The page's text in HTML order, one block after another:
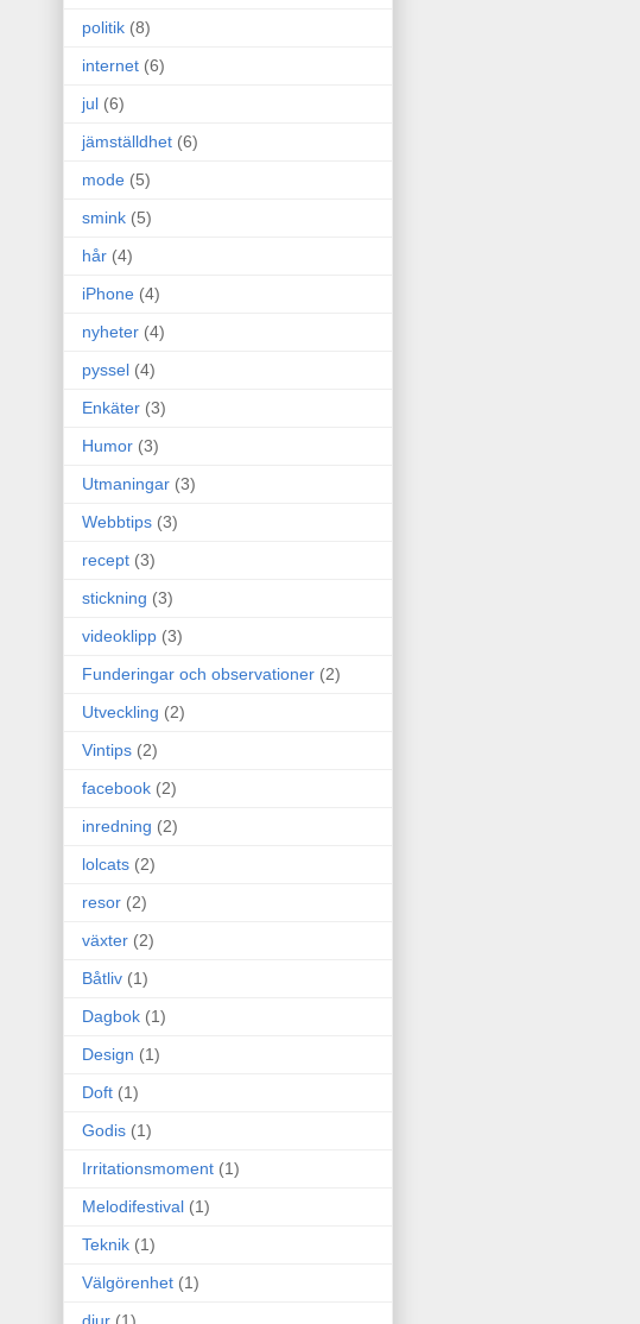
politik (8)
internet (6)
jul (6)
jämställdhet (6)
mode (5)
smink (5)
hår (4)
iPhone (4)
nyheter (4)
pyssel (4)
Enkäter (3)
Humor (3)
Utmaningar (3)
Webbtips (3)
recept (3)
stickning (3)
videoklipp (3)
Funderingar och observationer (2)
Utveckling (2)
Vintips (2)
facebook (2)
inredning (2)
lolcats (2)
resor (2)
växter (2)
Båtliv (1)
Dagbok (1)
Design (1)
Doft (1)
Godis (1)
Irritationsmoment (1)
Melodifestival (1)
Teknik (1)
Välgörenhet (1)